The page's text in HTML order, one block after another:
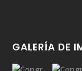
GALERÍA DE